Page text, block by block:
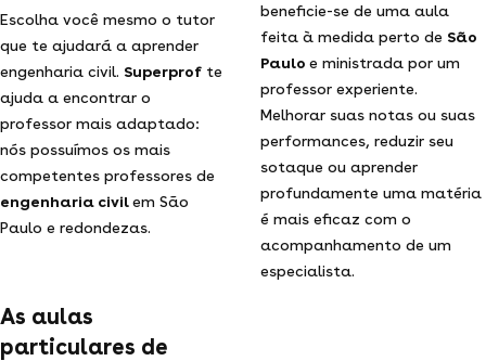
Escolha você mesmo o tutor
que te ajudará a aprender
engenharia civil. Superprof te
ajuda a encontrar o
professor mais adaptado:
nós possuímos os mais
competentes professores de
engenharia civilem São
Paulo e redondezas.
As aulas
particulares de
beneficie-se de uma aula
feita à medida perto de São
Paulo e ministrada por um
professor experiente.
Melhorar suas notas ou suas
performances, reduzir seu
sotaque ou aprender
profundamente uma matéria
é mais eficaz com o
acompanhamento de um
especialista.